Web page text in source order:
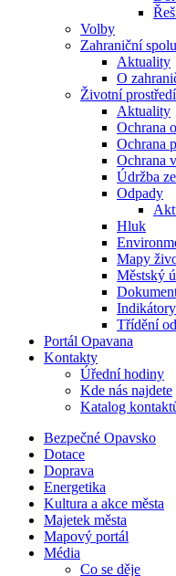
Volby
Zahraniční
Aktuality
O
Životní prostředí
Aktuality
Ochrana
Ochrana
Ochrana
Údržba
Odpady
Hluk
Mapy
Městský
Třídění
Portál Opavana
Kontakty
Úřední hodiny
Kde nás najdete
Katalog
Bezpečné Opavsko
Dotace
Doprava
Energetika
Kultura a akce města
Majetek města
Mapový portál
Média
Co se děje